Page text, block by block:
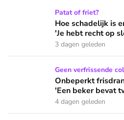
Hoe schadelijk is enorme
Patat of friet?
Hoe schadelijk is
'Je hebt recht op
3 dagen geleden
Onbeperkt frisdrank tappen in
Geen verfrissende
Onbeperkt
'Een beker bevat
4 dagen geleden